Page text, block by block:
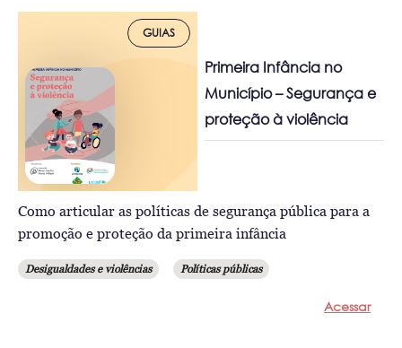
GUIAS
Primeira Infância no
Município – Segurança e
proteção à violência
Como articular as políticas de segurança pública para a
promoção e proteção da primeira infância
Desigualdades e violências Políticas públicas
Acessar